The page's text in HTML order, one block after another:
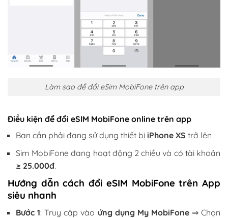
Làm sao để đổi eSim MobiFone trên app
Điều kiện để đổi eSIM MobiFone online trên app
Bạn cần phải đang sử dụng thiết bị iPhone XS trở lên
Sim MobiFone đang hoạt động 2 chiều và có tài khoản
≥ 25.000đ.
Hướng dẫn cách đổi eSIM MobiFone trên App
siêu nhanh
Bước 1: Truy cập vào ứng dụng My MobiFone⇒ Chọn